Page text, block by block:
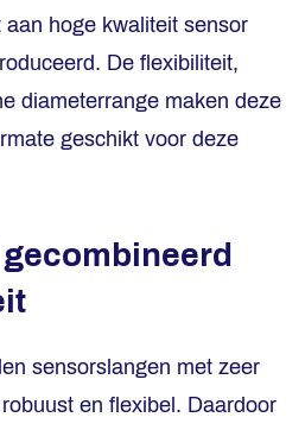
hoge kwaliteit sensor
De flexibiliteit,
diameterrange maken deze
geschikt voor deze
sensorslangen met zeer
en flexibel. Daardoor